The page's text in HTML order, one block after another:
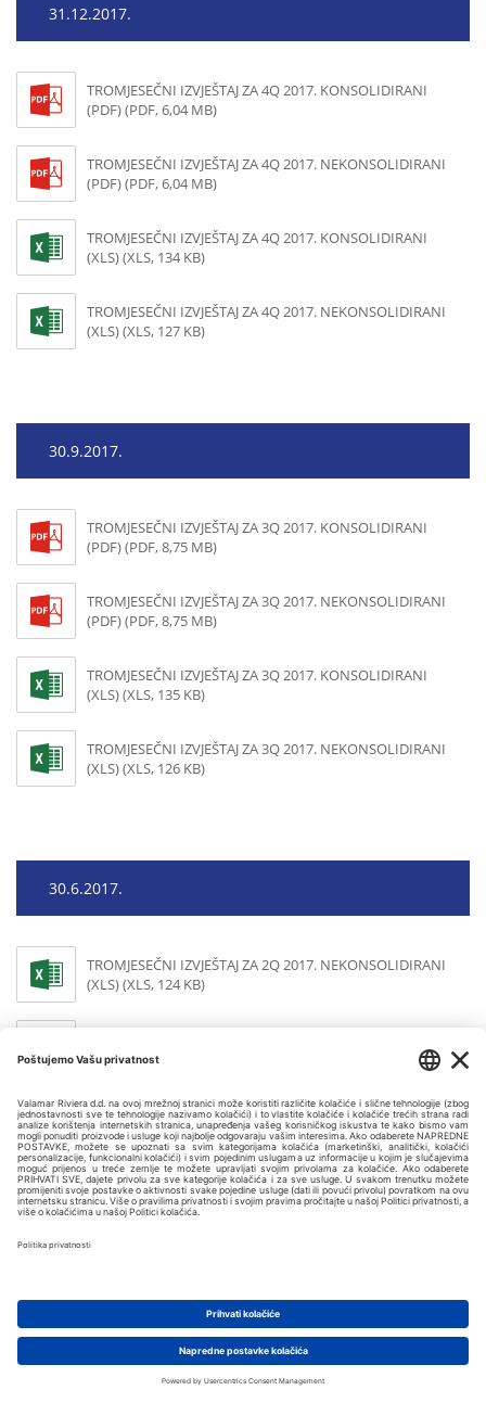
31.12.2017.
TROMJESEČNI IZVJEŠTAJ ZA 4Q 2017. KONSOLIDIRANI
(PDF) (PDF, 6,04 MB)
TROMJESEČNI IZVJEŠTAJ ZA 4Q 2017. NEKONSOLIDIRANI
(PDF) (PDF, 6,04 MB)
TROMJESEČNI IZVJEŠTAJ ZA 4Q 2017. KONSOLIDIRANI
(XLS) (XLS, 134 KB)
TROMJESEČNI IZVJEŠTAJ ZA 4Q 2017. NEKONSOLIDIRANI
(XLS) (XLS, 127 KB)
30.9.2017.
TROMJESEČNI IZVJEŠTAJ ZA 3Q 2017. KONSOLIDIRANI
(PDF) (PDF, 8,75 MB)
TROMJESEČNI IZVJEŠTAJ ZA 3Q 2017. NEKONSOLIDIRANI
(PDF) (PDF, 8,75 MB)
TROMJESEČNI IZVJEŠTAJ ZA 3Q 2017. KONSOLIDIRANI
(XLS) (XLS, 135 KB)
TROMJESEČNI IZVJEŠTAJ ZA 3Q 2017. NEKONSOLIDIRANI
(XLS) (XLS, 126 KB)
30.6.2017.
TROMJESEČNI IZVJEŠTAJ ZA 2Q 2017. NEKONSOLIDIRANI
(XLS) (XLS, 124 KB)
(PDF) (PDF, 7,11 MB)
TROMJESEČNI IZVJEŠTAJ ZA 2Q 2017. KONSOLIDIRANI
(XLS) (XLS, 133 KB)
TROMJESEČNI IZVJEŠTAJ ZA 2Q 2017. KONSOLIDIRANI
(PDF) (PDF, 7,11 MB)
TROMJESEČNI IZVJEŠTAJ ZA 1Q 2017. NEKONSOLIDIRANI
(XLS) (XLS, 124 KB)